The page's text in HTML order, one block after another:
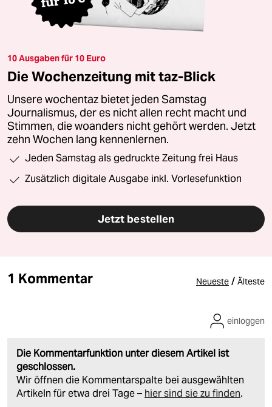
10 Ausgaben für 10 Euro
Die Wochenzeitung mit taz-Blick
Unsere wochentaz bietet jeden Samstag
Journalismus, der es nicht allen recht macht und
Stimmen, die woanders nicht gehört werden. Jetzt
zehn Wochen lang kennenlernen.
Jeden Samstag als gedruckte Zeitung frei Haus
Zusätzlich digitale Ausgabe inkl. Vorlesefunktion
Jetzt bestellen
1 Kommentar Neueste / Älteste
Die Kommentarfunktion unter diesem Artikel ist
geschlossen.
Wir öffnen die Kommentarspalte bei ausgewählten
Artikeln für etwa drei Tage – hier sind sie zu finden.
einloggen